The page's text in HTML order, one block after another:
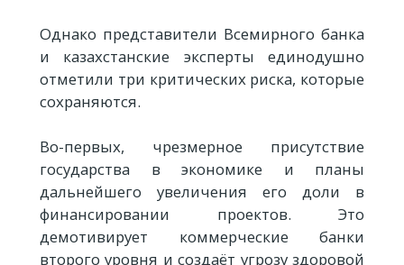
Однако представители Всемирного банка
и казахстанские эксперты единодушно
отметили три критических риска, которые
сохраняются.
Во-первых, чрезмерное присутствие
государства в экономике и планы
дальнейшего увеличения его доли в
финансировании проектов. Это
демотивирует коммерческие банки
второго уровня и создаёт угрозу здоровой